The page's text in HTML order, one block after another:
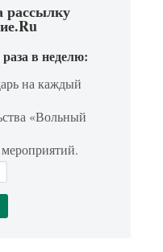
рассылку
в неделю:
на каждый
«Вольный